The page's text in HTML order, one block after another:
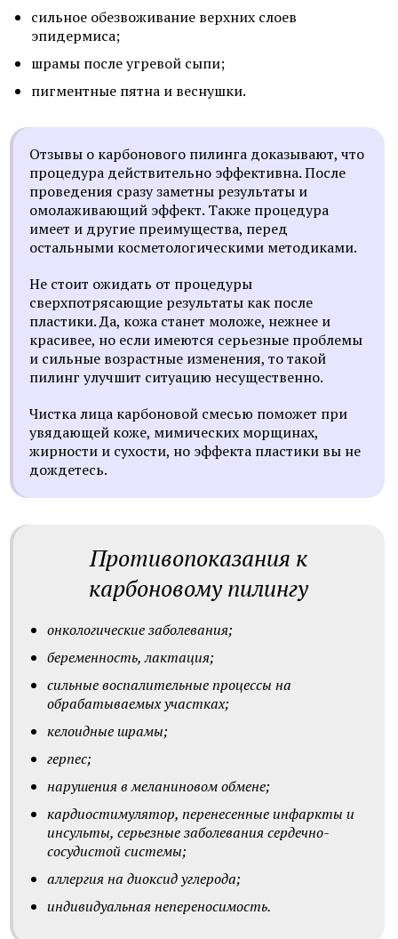
сильное обезвоживание верхних слоев
эпидермиса;
шрамы после угревой сыпи;
пигментные пятна и веснушки.
Отзывы о карбонового пилинга доказывают, что
процедура действительно эффективна. После
проведения сразу заметны результаты и
омолаживающий эффект. Также процедура
имеет и другие преимущества, перед
остальными косметологическими методиками.
Не стоит ожидать от процедуры
сверхпотрясающие результаты как после
пластики. Да, кожа станет моложе, нежнее и
красивее, но если имеются серьезные проблемы
и сильные возрастные изменения, то такой
пилинг улучшит ситуацию несущественно.
Чистка лица карбоновой смесью поможет при
увядающей коже, мимических морщинах,
жирности и сухости, но эффекта пластики вы не
дождетесь.
Противопоказания к
карбоновому пилингу
онкологические заболевания;
беременность, лактация;
сильные воспалительные процессы на
обрабатываемых участках;
келоидные шрамы;
герпес;
нарушения в меланиновом обмене;
кардиостимулятор, перенесенные инфаркты и
инсульты, серьезные заболевания сердечно-
сосудистой системы;
аллергия на диоксид углерода;
индивидуальная непереносимость.